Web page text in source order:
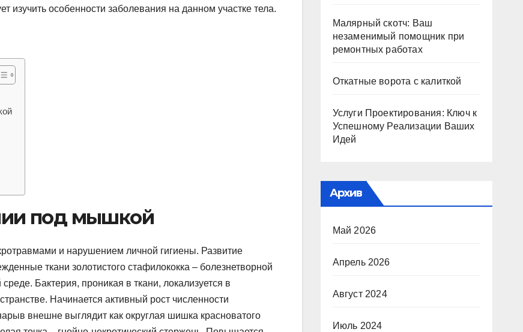
особенности заболевания на данном участке тела.
под мышкой
и нарушением личной гигиены. Развитие
ткани золотистого стафилококка – болезнетворной
Бактерия, проникая в ткани, локализуется в
Начинается активный рост численности
внешне выглядит как округлая шишка красноватого
Малярный скотч: Ваш
незаменимый помощник при
ремонтных работах
Откатные ворота с калиткой
Услуги Проектирования: Ключ к
Успешному Реализации Ваших
Идей
Архив
Май 2026
Апрель 2026
Август 2024
Июль 2024